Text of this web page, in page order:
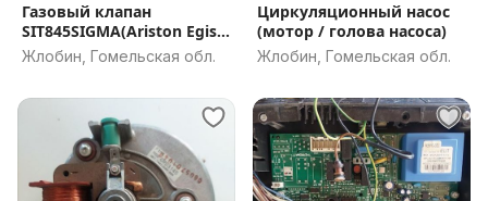
Газовый клапан
SIT845SIGMA(Ariston Egis/
Baxi
Жлобин, Гомельская обл.
Циркуляционный насос
(мотор / голова насоса)
Жлобин, Гомельская обл.